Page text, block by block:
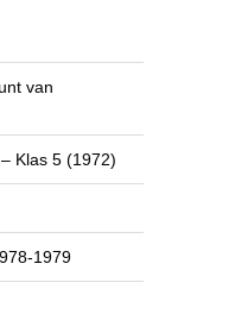
van
Klas 5 (1972)
1979